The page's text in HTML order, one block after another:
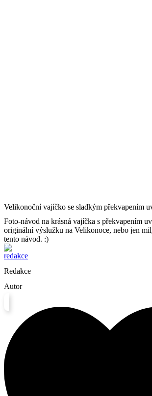
Velikonoční vajíčko se sladkým překvapením
Foto-návod na krásná vajíčka s překvapením
originální výslužku na Velikonoce, nebo jen
tento návod. :)
Redakce
Autor